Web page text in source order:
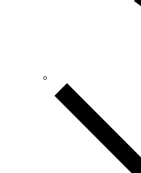
Vargo (Украина)
Vector VS
Vimar (Италия)
Volter (Украина)
Volterm (Украина)
Wago (Германия)